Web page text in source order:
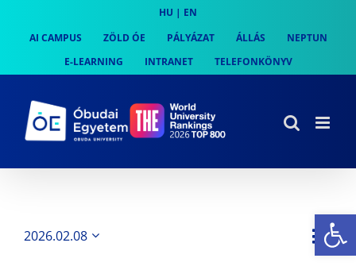
content
HU | EN
AI CAMPUS
ZÖLD ÓE PÁLYÁZAT ÁLLÁS
NEPTUN
E-LEARNING
INTRANET TELEFONKÖNYV
Nap
2026.02.08